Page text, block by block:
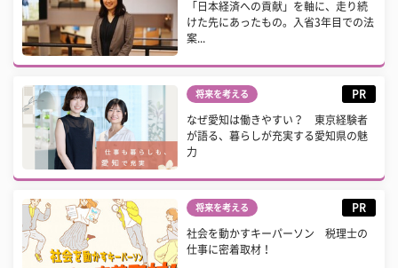
「日本経済への貢献」を軸に、走り続
けた先にあったもの。入省3年目での法
案...
将来を考える PR
なぜ愛知は働きやすい？ 東京経験者
が語る、暮らしが充実する愛知県の魅
力
将来を考える PR
社会を動かすキーパーソン 税理士の
仕事に密着取材！